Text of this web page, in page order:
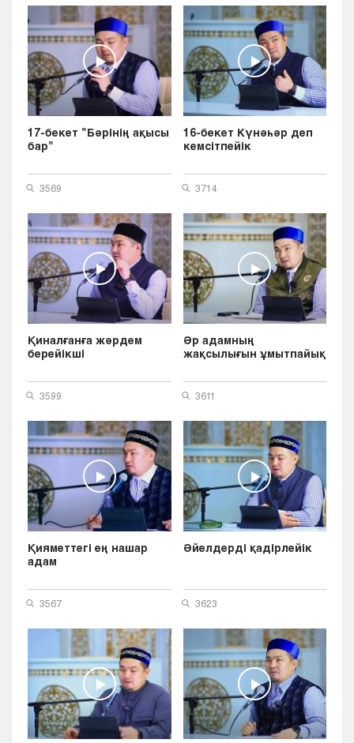
17-бекет "Бәрінің ақысы
бар"
3569
16-бекет Күнәһәр деп
кемсітпейік
3714
Қиналғанға жәрдем
берейікші
3599
Әр адамның
жақсылығын ұмытпайық
3611
Қияметтегі ең нашар
адам
3567
Әйелдерді қадірлейік
3623